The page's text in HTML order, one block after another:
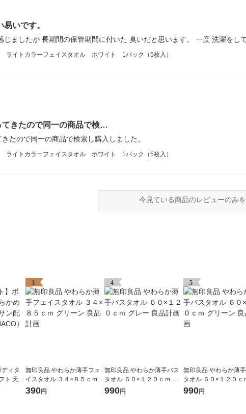
いです。
じましたが 長期間の保管期間に付いた 臭いだと思います。 一度 洗濯をし
ライトカラーフェイスタオル ホワイト 1パック（5枚入）
てきたので同一の商品で検…
たので同一の商品で検索し購入しました。
ライトカラーフェイスタオル ホワイト 1パック（5枚入）
今見ている商品のレビューのみ
ディタ
ト 天然
（LOH
3
無印良品 やわらか薄手フェ
イスタオル ３４×８５ｃｍ
グリーン 良品計画
390円
4
無印良品 やわらか薄手バス
タオル ６０×１２０ｃｍ グ
レー 良品計画
990円
5
無印良品 やわらか薄
タオル ６０×１２０ｃ
リーン 良品計画
990円